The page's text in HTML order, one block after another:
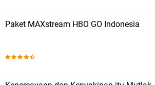
Paket MAXstream HBO GO Indonesia